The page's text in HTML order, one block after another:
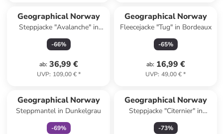
Geographical Norway
Steppjacke "Avalanche" in
Schwarz
-66%
ab: 36,99 €
UVP: 109,00 €*
Geographical Norway
Fleecejacke "Tug" in Bordeaux
-65%
ab: 16,99 €
UVP: 49,00 €*
Geographical Norway
Steppmantel in Dunkelgrau
-69%
Geographical Norway
Steppjacke "Citernier" in
Schwarz
-73%